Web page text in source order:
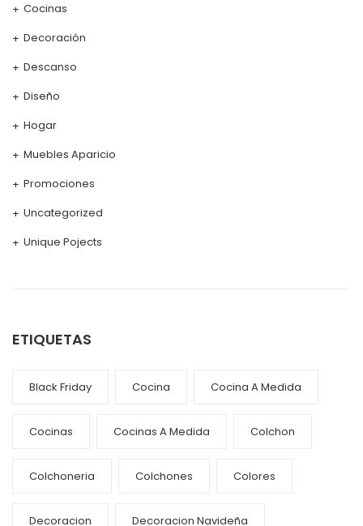
Cocinas
Decoración
Descanso
Diseño
Hogar
Muebles Aparicio
Promociones
Uncategorized
Unique Pojects
ETIQUETAS
Black Friday Cocina Cocina A Medida
Cocinas Cocinas A Medida Colchon
Colchoneria Colchones Colores
Decoracion Decoracion Navideña